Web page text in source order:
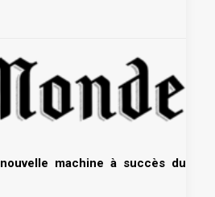
machine à succès du